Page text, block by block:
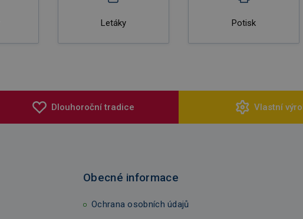
Letáky Potisk
Dlouhoroční tradice Vlastní
Obecné informace
Ochrana osobních údajů